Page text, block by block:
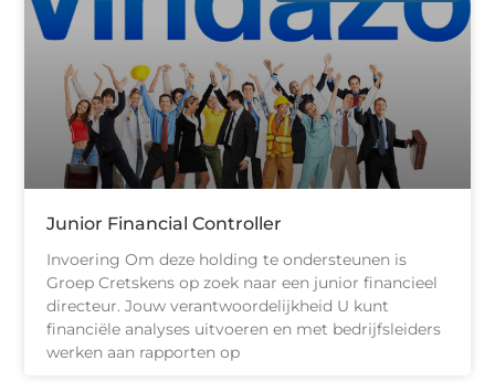
Junior Financial Controller
Invoering Om deze holding te ondersteunen is
Groep Cretskens op zoek naar een junior financieel
directeur. Jouw verantwoordelijkheid U kunt
financiële analyses uitvoeren en met bedrijfsleiders
werken aan rapporten op